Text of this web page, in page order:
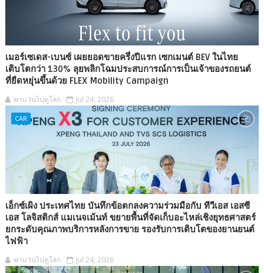
เมอร์เซเดส-เบนซ์ เผยยอดขายครึ่งปีแรก เซกเมนต์ BEV ในไทย
เติบโตกว่า 130% ลุยพลิกโฉมประสบการณ์การเป็นเจ้าของรถยนต์
ที่ยืดหยุ่นขึ้นด้วย FLEX Mobility Campaign
พาแว่นไปดูโลก Jul 24, 2026
CAR
เอ็กซ์เผิง ประเทศไทย บันทึกข้อตกลงความร่วมมือกับ ทีวีเอส เอสซี
เอส โลจิสติกส์ แมเนจเม้นท์ ขยายพื้นที่จัดเก็บอะไหล่เชิงยุทธศาสตร์
ยกระดับคุณภาพบริการหลังการขาย รองรับการเติบโตของยานยนต์
ไฟฟ้า
พาแว่นไปดูโลก Jul 24, 2026